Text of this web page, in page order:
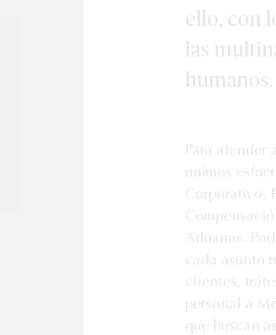
ello, con
las
humanos.
Para atender
unimos
Corporativo,
Aduanas.
cada asunto
clientes,
personal a
que buscan